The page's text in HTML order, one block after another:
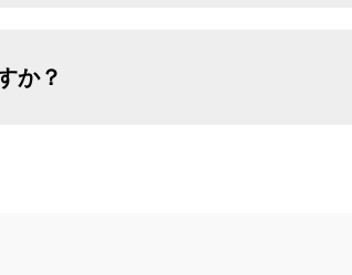
か？